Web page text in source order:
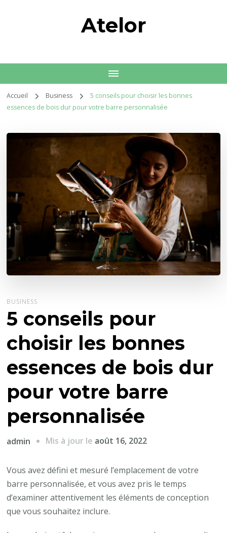
Atelor
Accueil Business
5 conseils pour choisir les bonnes
essences de bois dur pour votre barre personnalisée
BUSINESS
5 conseils pour
choisir les bonnes
essences de bois dur
pour votre barre
personnalisée
admin Mis à jour le août 16, 2022
Vous avez défini et mesuré l’emplacement de votre
barre personnalisée, et vous avez pris le temps
d’examiner attentivement les éléments de conception
que vous souhaitez inclure.